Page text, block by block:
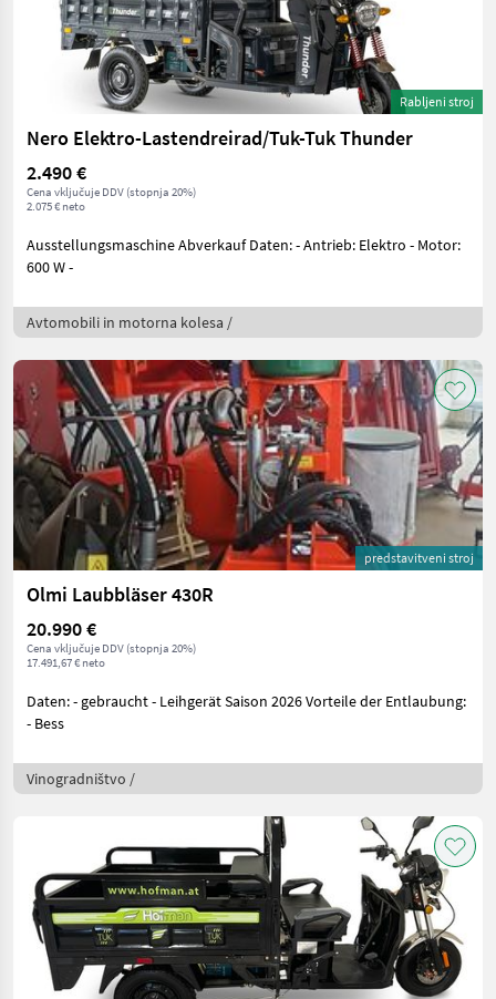
Rabljeni stroj
Nero Elektro-Lastendreirad/Tuk-Tuk Thunder
2.490 €
Cena vključuje DDV (stopnja 20%)
2.075 € neto
Ausstellungsmaschine Abverkauf Daten: - Antrieb: Elektro - Motor:
600 W -
Avtomobili in motorna kolesa /
predstavitveni stroj
Olmi Laubbläser 430R
20.990 €
Cena vključuje DDV (stopnja 20%)
17.491,67 € neto
Daten: - gebraucht - Leihgerät Saison 2026 Vorteile der Entlaubung:
- Bess
Vinogradništvo /